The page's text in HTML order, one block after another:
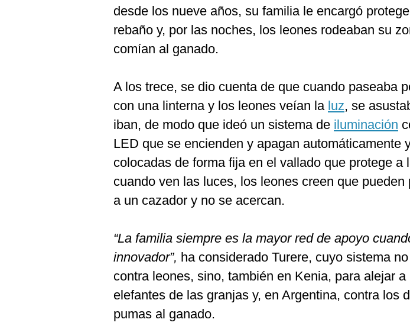
desde los nueve años, su familia le encargó
rebaño y, por las noches, los leones rodeaban su
comían al ganado.
A los trece, se dio cuenta de que cuando paseaba
con una linterna y los leones veían la luz, se
iban, de modo que ideó un sistema de iluminación
LED que se encienden y apagan automáticamente
colocadas de forma fija en el vallado que protege a
cuando ven las luces, los leones creen que pueden
a un cazador y no se acercan.
“La familia siempre es la mayor red de apoyo
innovador”, ha considerado Turere, cuyo sistema
contra leones, sino, también en Kenia, para alejar a
elefantes de las granjas y, en Argentina, contra los
pumas al ganado.